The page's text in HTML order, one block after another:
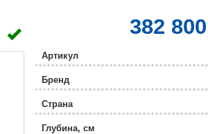
382 800
Артикул
Бренд
Страна
Глубина, см